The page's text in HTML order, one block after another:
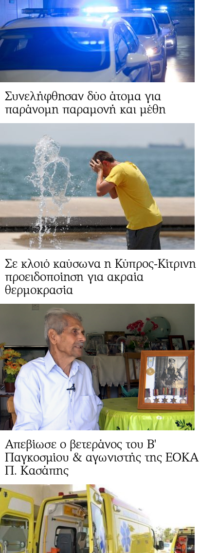
Συνελήφθησαν δύο άτομα για
παράνομη παραμονή και μέθη
Σε κλοιό καύσωνα η Κύπρος-Κίτρινη
προειδοποίηση για ακραία
θερμοκρασία
Απεβίωσε ο βετεράνος του Β'
Παγκοσμίου & αγωνιστής της ΕΟΚΑ
Π. Κασάπης